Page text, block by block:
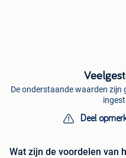
De onderstaande waarden zijn
Deel
Wat zijn de voordelen van